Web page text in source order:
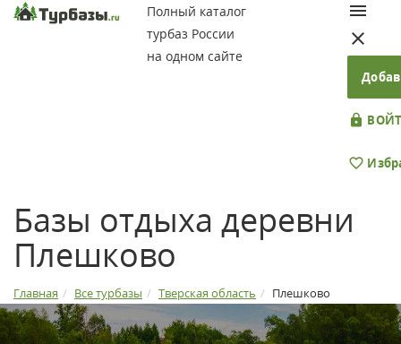
Полный каталог
турбаз России
на одном сайте
Базы отдыха деревни
Плешково
Главная Все турбазы Тверская область Плешково